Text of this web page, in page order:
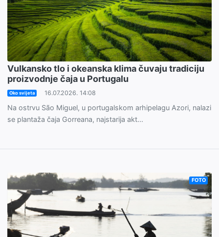
Vulkansko tlo i okeanska klima čuvaju tradiciju
proizvodnje čaja u Portugalu
Oko svijeta 16.07.2026. 14:08
Na ostrvu São Miguel, u portugalskom arhipelagu Azori, nalazi
se plantaža čaja Gorreana, najstarija akt...
FOTO